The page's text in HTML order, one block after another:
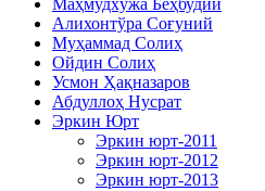
Маҳмудхўжа Беҳбудий
Алихонтўра Соғуний
Муҳаммад Солиҳ
Ойдин Солиҳ
Усмон Ҳақназаров
Абдуллоҳ Нусрат
Эркин Юрт
Эркин юрт-2011
Эркин юрт-2012
Эркин юрт-2013